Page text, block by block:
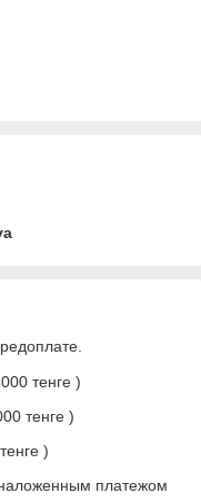
тенге )
тенге )
)
наложенным платежом